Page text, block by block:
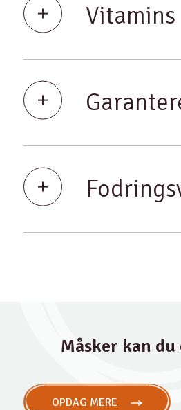
Vitamins
Måsker kan du
OPDAG MERE